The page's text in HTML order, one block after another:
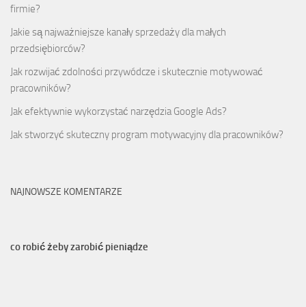
firmie?
Jakie są najważniejsze kanały sprzedaży dla małych
przedsiębiorców?
Jak rozwijać zdolności przywódcze i skutecznie motywować
pracowników?
Jak efektywnie wykorzystać narzędzia Google Ads?
Jak stworzyć skuteczny program motywacyjny dla pracowników?
NAJNOWSZE KOMENTARZE
co robić żeby zarobić pieniądze